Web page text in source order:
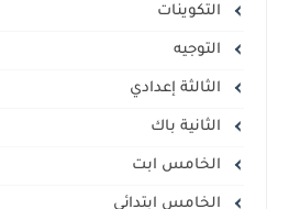
التكوينات
التوجيه
الثالثة إعدادي
الثانية باك
الخامس ابت
الخامس ابتدائي